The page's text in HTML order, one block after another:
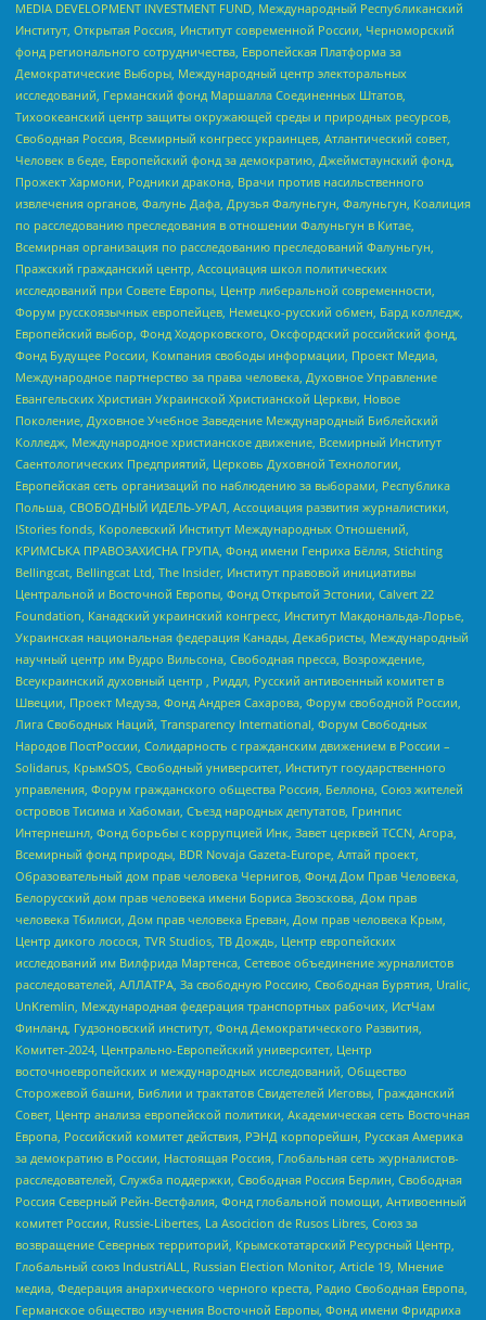
MEDIA DEVELOPMENT INVESTMENT FUND, Международный Республиканский
Институт, Открытая Россия, Институт современной России, Черноморский
фонд регионального сотрудничества, Европейская Платформа за
Демократические Выборы, Международный центр электоральных
исследований, Германский фонд Маршалла Соединенных Штатов,
Тихоокеанский центр защиты окружающей среды и природных ресурсов,
Свободная Россия, Всемирный конгресс украинцев, Атлантический совет,
Человек в беде, Европейский фонд за демократию, Джеймстаунский фонд,
Прожект Хармони, Родники дракона, Врачи против насильственного
извлечения органов, Фалунь Дафа, Друзья Фалуньгун, Фалуньгун, Коалиция
по расследованию преследования в отношении Фалуньгун в Китае,
Всемирная организация по расследованию преследований Фалуньгун,
Пражский гражданский центр, Ассоциация школ политических
исследований при Совете Европы, Центр либеральной современности,
Форум русскоязычных европейцев, Немецко-русский обмен, Бард колледж,
Европейский выбор, Фонд Ходорковского, Оксфордский российский фонд,
Фонд Будущее России, Компания свободы информации, Проект Медиа,
Международное партнерство за права человека, Духовное Управление
Евангельских Христиан Украинской Христианской Церкви, Новое
Поколение, Духовное Учебное Заведение Международный Библейский
Колледж, Международное христианское движение, Всемирный Институт
Саентологических Предприятий, Церковь Духовной Технологии,
Европейская сеть организаций по наблюдению за выборами, Республика
Польша, СВОБОДНЫЙ ИДЕЛЬ-УРАЛ, Ассоциация развития журналистики,
IStories fonds, Королевский Институт Международных Отношений,
КРИМСЬКА ПРАВОЗАХИСНА ГРУПА, Фонд имени Генриха Бёлля, Stichting
Bellingcat, Bellingcat Ltd, The Insider, Институт правовой инициативы
Центральной и Восточной Европы, Фонд Открытой Эстонии, Calvert 22
Foundation, Канадский украинский конгресс, Институт Макдональда-Лорье,
Украинская национальная федерация Канады, Декабристы, Международный
научный центр им Вудро Вильсона, Свободная пресса, Возрождение,
Всеукраинский духовный центр , Риддл, Русский антивоенный комитет в
Швеции, Проект Медуза, Фонд Андрея Сахарова, Форум свободной России,
Лига Свободных Наций, Transparеncy International, Форум Свободных
Народов ПостРоссии, Солидарность с гражданским движением в России –
Solidarus, КрымSOS, Свободный университет, Институт государственного
управления, Форум гражданского общества Россия, Беллона, Союз жителей
островов Тисима и Хабомаи, Съезд народных депутатов, Гринпис
Интернешнл, Фонд борьбы с коррупцией Инк, Завет церквей TCCN, Агора,
Всемирный фонд природы, BDR Novaja Gazeta-Europe, Алтай проект,
Образовательный дом прав человека Чернигов, Фонд Дом Прав Человека,
Белорусский дом прав человека имени Бориса Звозскова, Дом прав
человека Тбилиси, Дом прав человека Ереван, Дом прав человека Крым,
Центр дикого лосося, TVR Studios, ТВ Дождь, Центр европейских
исследований им Вилфрида Мартенса, Сетевое объединение журналистов
расследователей, АЛЛАТРА, За свободную Россию, Свободная Бурятия, Uralic,
UnKremlin, Международная федерация транспортных рабочих, ИстЧам
Финланд, Гудзоновский институт, Фонд Демократического Развития,
Комитет-2024, Центрально-Европейский университет, Центр
восточноевропейских и международных исследований, Общество
Сторожевой башни, Библии и трактатов Свидетелей Иеговы, Гражданский
Совет, Центр анализа европейской политики, Академическая сеть Восточная
Европа, Российский комитет действия, РЭНД корпорейшн, Русская Америка
за демократию в России, Настоящая Россия, Глобальная сеть журналистов-
расследователей, Служба поддержки, Свободная Россия Берлин, Свободная
Россия Северный Рейн-Вестфалия, Фонд глобальной помощи, Антивоенный
комитет России, Russie-Libertes, La Asocicion de Rusos Libres, Союз за
возвращение Северных территорий, Крымскотатарский Ресурсный Центр,
Глобальный союз IndustriALL, Russian Election Monitor, Article 19, Мнение
медиа, Федерация анархического черного креста, Радио Свободная Европа,
Германское общество изучения Восточной Европы, Фонд имени Фридриха